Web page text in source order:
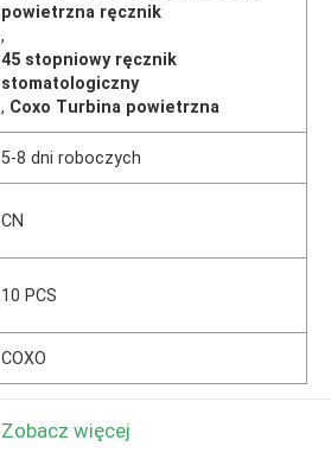
powietrzna ręcznik
,
45 stopniowy ręcznik
stomatologiczny
, Coxo Turbina powietrzna
5-8 dni roboczych
CN
10 PCS
COXO
Zobacz więcej